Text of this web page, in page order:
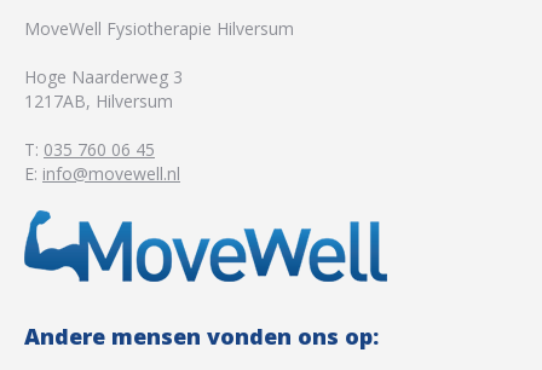
MoveWell Fysiotherapie Hilversum
Hoge Naarderweg 3
1217AB, Hilversum
T: 035 760 06 45
E: info@movewell.nl
Andere mensen vonden ons op: